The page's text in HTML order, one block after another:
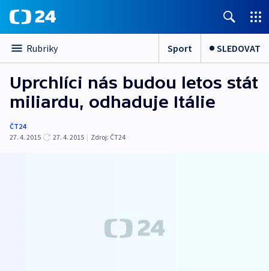
Rubriky Sport SLEDOVAT
Uprchlíci nás budou letos stát
miliardu, odhaduje Itálie
ČT24
27. 4. 2015
27. 4. 2015 | Zdroj: ČT24